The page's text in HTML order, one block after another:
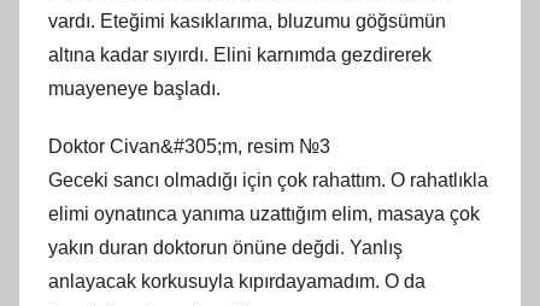
vardı. Eteğimi kasıklarıma, bluzumu göğsümün
altına kadar sıyırdı. Elini karnımda gezdirerek
muayeneye başladı.
Doktor Civan&#305;m, resim №3
Geceki sancı olmadığı için çok rahattım. O rahatlıkla
elimi oynatınca yanıma uzattığım elim, masaya çok
yakın duran doktorun önüne değdi. Yanlış
anlayacak korkusuyla kıpırdayamadım. O da